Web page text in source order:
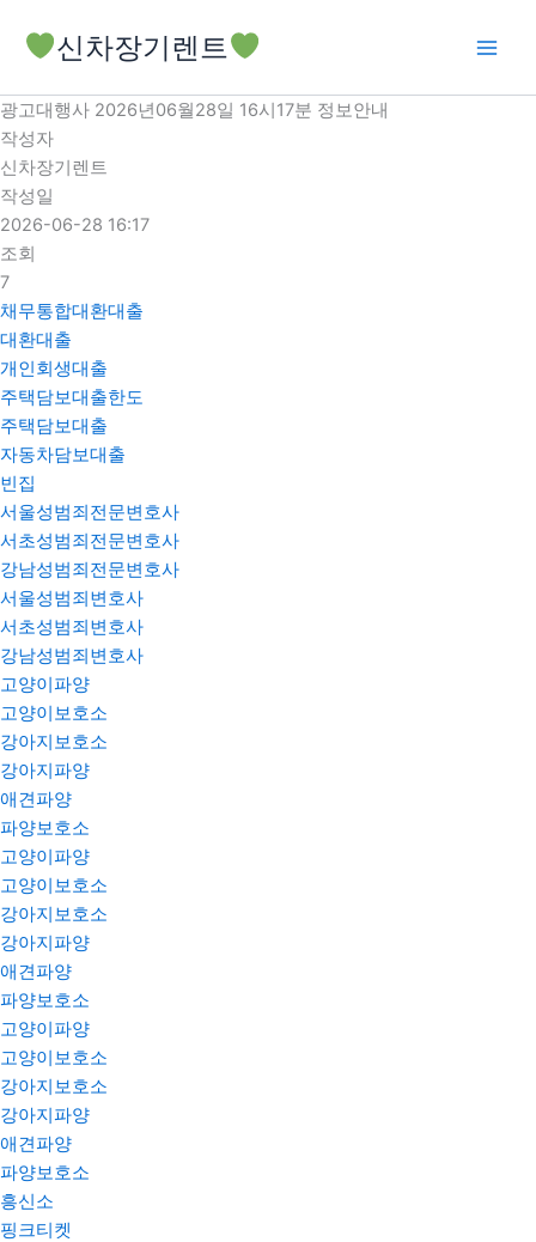
로
건
너
뛰
기
신차장기렌트
광고대행사 2026년06월28일 16시17분 정보안내
작성자
신차장기렌트
작성일
2026-06-28 16:17
조회
7
채무통합대환대출
대환대출
개인회생대출
주택담보대출한도
주택담보대출
자동차담보대출
빈집
서울성범죄전문변호사
서초성범죄전문변호사
강남성범죄전문변호사
서울성범죄변호사
서초성범죄변호사
강남성범죄변호사
고양이파양
고양이보호소
강아지보호소
강아지파양
애견파양
파양보호소
고양이파양
고양이보호소
강아지보호소
강아지파양
애견파양
파양보호소
고양이파양
고양이보호소
강아지보호소
강아지파양
애견파양
파양보호소
흥신소
핑크티켓